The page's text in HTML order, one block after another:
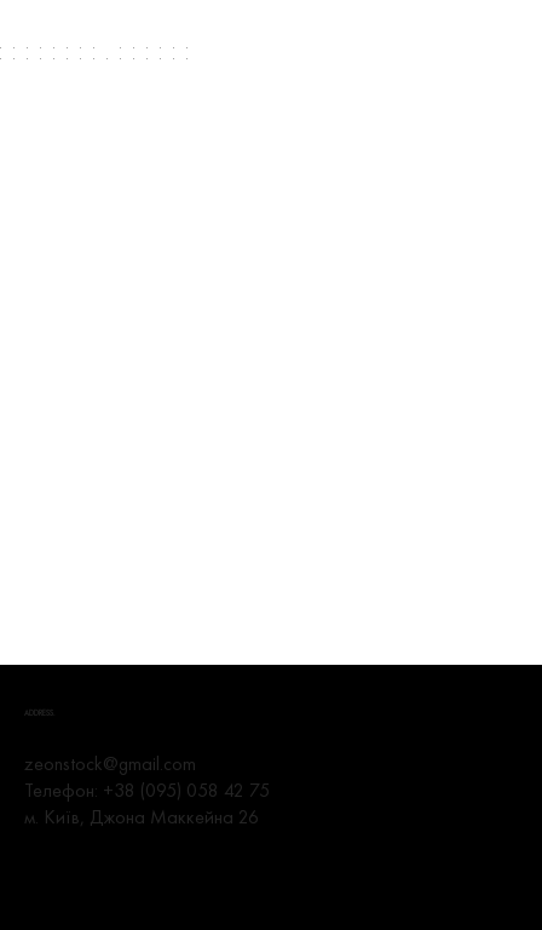
ADDRESS.
zeonstock@gmail.com
Телефон: +38 (095) 058 42 75
м. Київ, Джона Маккейна 26